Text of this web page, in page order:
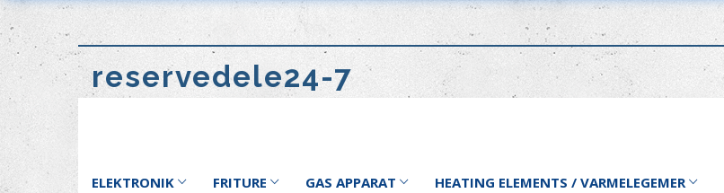
reservedele24-7
ELEKTRONIK FRITURE GAS APPARAT HEATING ELEMENTS / VARMELEGEMER